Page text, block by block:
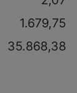
1.679,75
35.868,38